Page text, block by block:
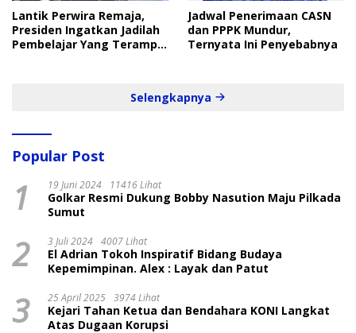
Lantik Perwira Remaja,
Presiden Ingatkan Jadilah
Pembelajar Yang Terampil
Jadwal Penerimaan CASN
dan PPPK Mundur,
Ternyata Ini Penyebabnya
Selengkapnya
Popular Post
1 19 Juni 2024 11416 Lihat
Golkar Resmi Dukung Bobby Nasution Maju Pilkada
Sumut
2 3 Juli 2024 4007 Lihat
El Adrian Tokoh Inspiratif Bidang Budaya
Kepemimpinan. Alex : Layak dan Patut
3 25 April 2025 3974 Lihat
Kejari Tahan Ketua dan Bendahara KONI Langkat
Atas Dugaan Korupsi